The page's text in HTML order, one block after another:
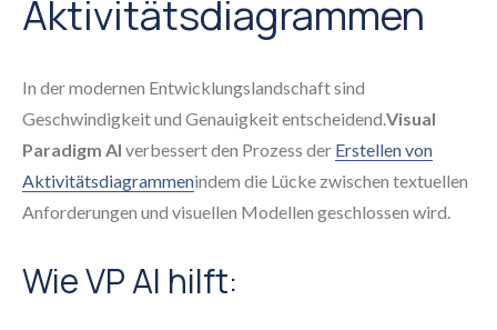
Aktivitätsdiagrammen
In der modernen Entwicklungslandschaft sind
Geschwindigkeit und Genauigkeit entscheidend.Visual
Paradigm AI verbessert den Prozess der Erstellen von
Aktivitätsdiagrammenindem die Lücke zwischen textuellen
Anforderungen und visuellen Modellen geschlossen wird.
Wie VP AI hilft: